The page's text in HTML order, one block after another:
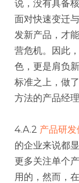
说，没有具备
面对快速变迁
发新产品，才
营危机。因此
色，更是肩负
标准之上，做
方法的产品经理
4.A.2 产品研
的企业来说都
更多关注单个
用的，然而，